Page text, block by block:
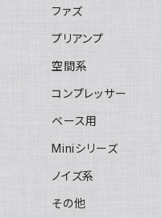
ファズ
プリアンプ
空間系
コンプレッサー
ベース用
Miniシリーズ
ノイズ系
その他